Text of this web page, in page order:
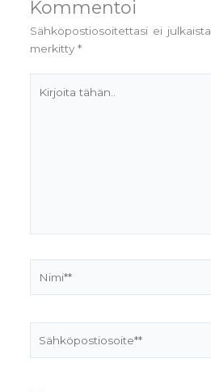
Kommentoi
Sähköpostiosoitettasi ei julkaista.
merkitty *
tähän..